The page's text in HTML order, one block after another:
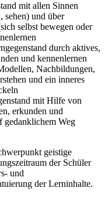
mit allen Sinnen
sehen) und über
selbst bewegen oder
durch aktives,
und kennenlernen
Nachbildungen,
und ein inneres
mit Hilfe von
erkunden und
gedanklichem Weg
geistige
der Schüler
und
der Lerninhalte.